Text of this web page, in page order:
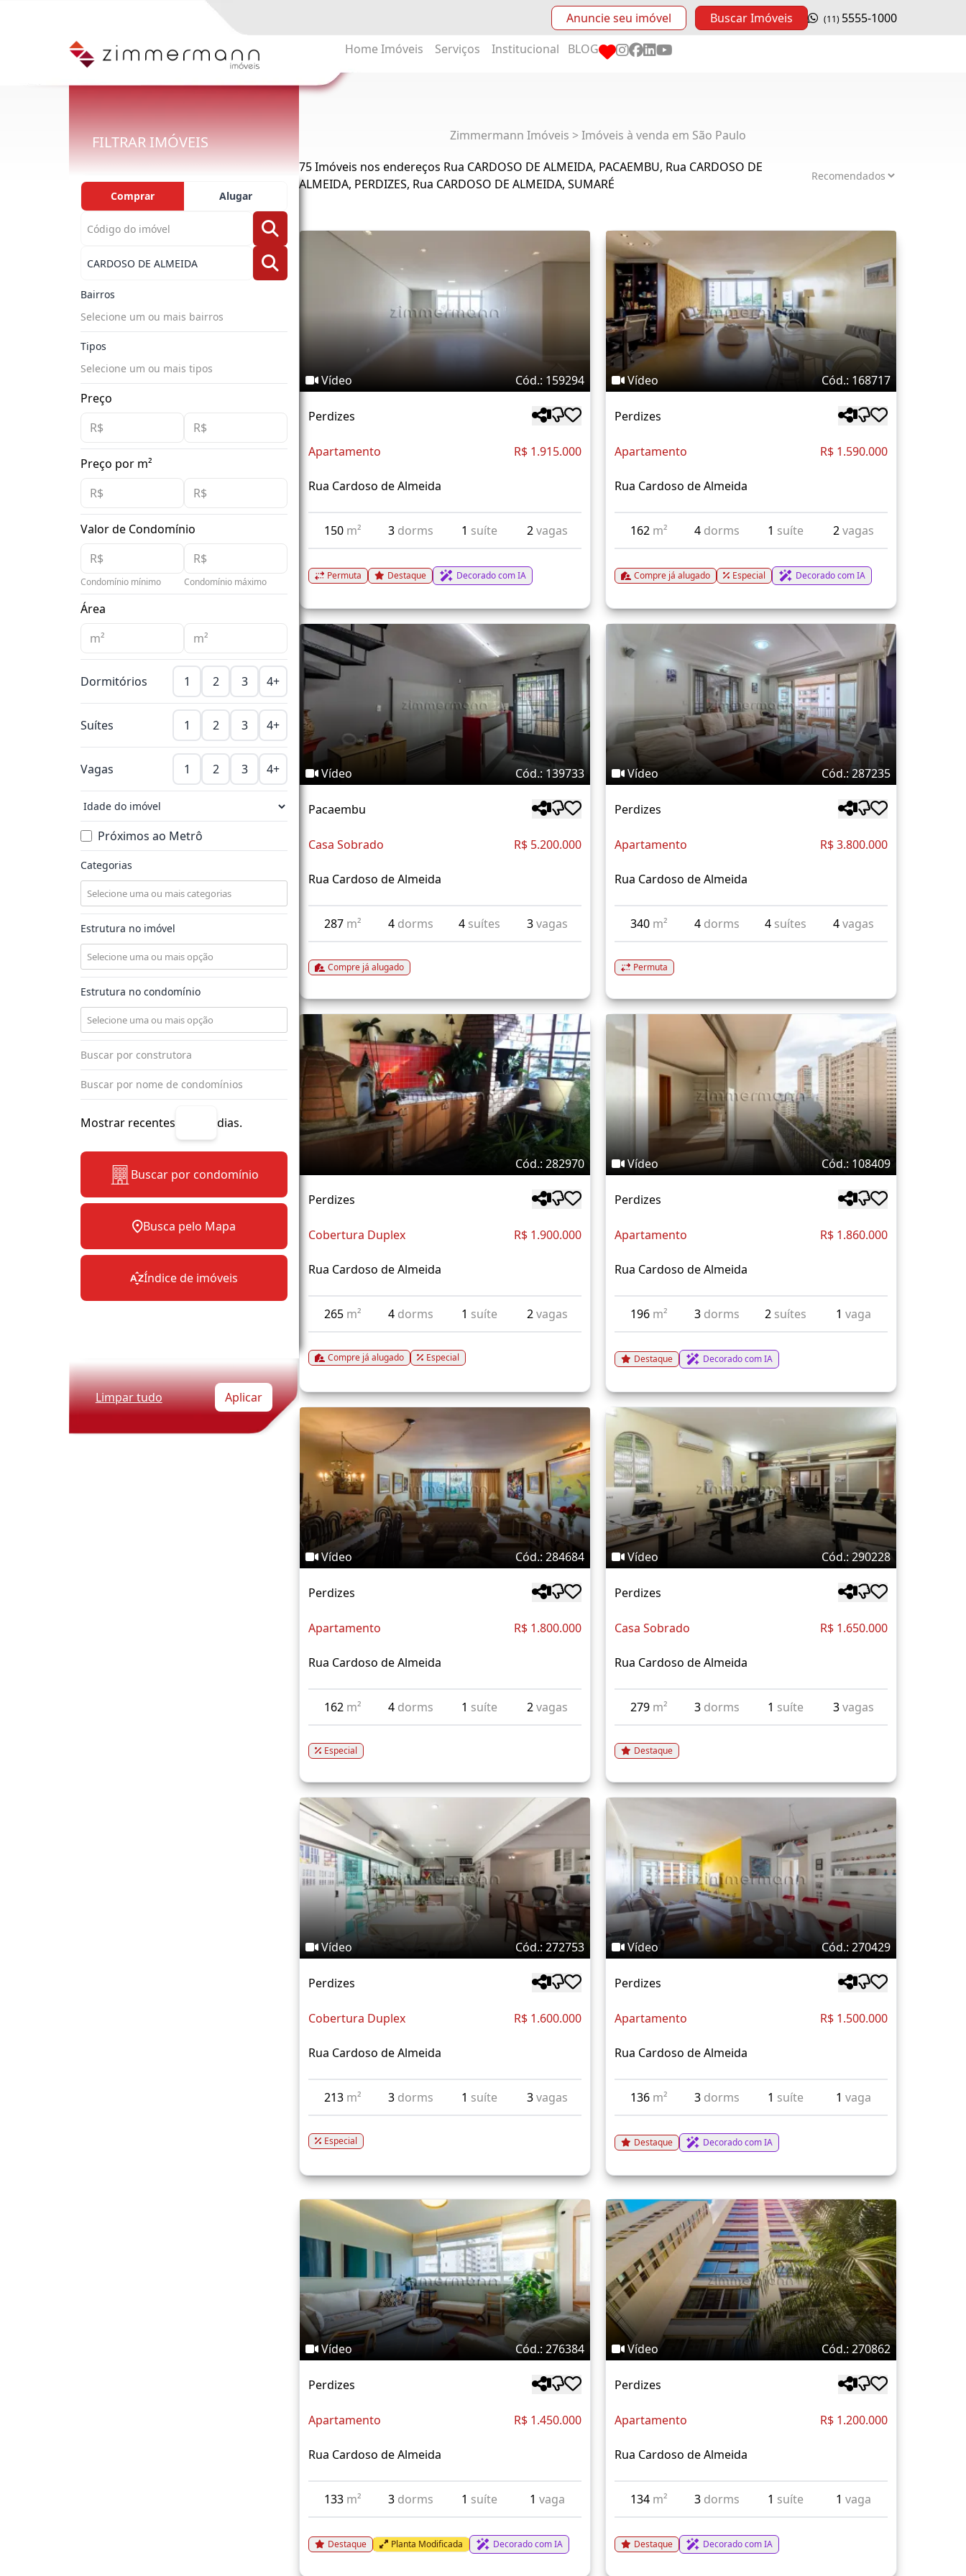
Anuncie seu imóvel Buscar Imóveis (11) 5555-1000
Home Imóveis Serviços Institucional BLOG
FILTRAR IMÓVEIS
Comprar Alugar
Bairros
Selecione um ou mais bairros
Tipos
Selecione um ou mais tipos
Preço
Preço por m²
Valor de Condomínio
Condomínio mínimo Condomínio máximo
Área
Dormitórios 1 2 3 4+
Suítes 1 2 3 4+
Vagas 1 2 3 4+
Próximos ao Metrô
Categorias
Estrutura no imóvel
Estrutura no condomínio
Mostrar recentes dias.
Buscar por condomínio
Busca pelo Mapa
Índice de imóveis
Limpar tudo Aplicar
Zimmermann Imóveis > Imóveis à venda em São Paulo
75 Imóveis nos endereços Rua CARDOSO DE ALMEIDA, PACAEMBU, Rua CARDOSO DE
ALMEIDA, PERDIZES, Rua CARDOSO DE ALMEIDA, SUMARÉ
Vídeo Cód.: 159294
Perdizes
Apartamento R$ 1.915.000
Rua Cardoso de Almeida
150 m² 3 dorms 1 suíte 2vagas
Permuta Destaque Decorado com IA
Vídeo Cód.: 168717
Perdizes
Apartamento R$ 1.590.000
Rua Cardoso de Almeida
162 m² 4 dorms 1 suíte 2vagas
Compre já alugado Especial Decorado com IA
Vídeo Cód.: 139733
Pacaembu
Casa Sobrado R$ 5.200.000
Rua Cardoso de Almeida
287 m² 4 dorms 4 suítes 3vagas
Compre já alugado
Vídeo Cód.: 287235
Perdizes
Apartamento R$ 3.800.000
Rua Cardoso de Almeida
340 m² 4 dorms 4 suítes 4vagas
Permuta
Cód.: 282970
Perdizes
Cobertura Duplex R$ 1.900.000
Rua Cardoso de Almeida
265 m² 4 dorms 1 suíte 2vagas
Compre já alugado Especial
Vídeo Cód.: 108409
Perdizes
Apartamento R$ 1.860.000
Rua Cardoso de Almeida
196 m² 3 dorms 2 suítes 1 vaga
Destaque Decorado com IA
Vídeo Cód.: 284684
Perdizes
Apartamento R$ 1.800.000
Rua Cardoso de Almeida
162 m² 4 dorms 1 suíte 2vagas
Especial
Vídeo Cód.: 290228
Perdizes
Casa Sobrado R$ 1.650.000
Rua Cardoso de Almeida
279 m² 3 dorms 1 suíte 3vagas
Destaque
Vídeo Cód.: 272753
Perdizes
Cobertura Duplex R$ 1.600.000
Rua Cardoso de Almeida
213 m² 3 dorms 1 suíte 3vagas
Especial
Vídeo Cód.: 270429
Perdizes
Apartamento R$ 1.500.000
Rua Cardoso de Almeida
136 m² 3 dorms 1 suíte 1 vaga
Destaque Decorado com IA
Vídeo Cód.: 276384
Perdizes
Apartamento R$ 1.450.000
Rua Cardoso de Almeida
133 m² 3 dorms 1 suíte 1 vaga
Destaque Planta Modificada Decorado com IA
Vídeo Cód.: 270862
Perdizes
Apartamento R$ 1.200.000
Rua Cardoso de Almeida
134 m² 3 dorms 1 suíte 1 vaga
Destaque Decorado com IA